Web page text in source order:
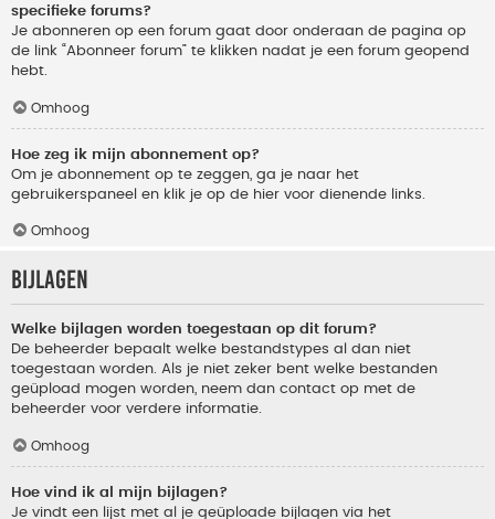
specifieke forums?
Je abonneren op een forum gaat door onderaan de pagina op
de link “Abonneer forum” te klikken nadat je een forum geopend
hebt.
Omhoog
Hoe zeg ik mijn abonnement op?
Om je abonnement op te zeggen, ga je naar het
gebruikerspaneel en klik je op de hier voor dienende links.
Omhoog
Bijlagen
Welke bijlagen worden toegestaan op dit forum?
De beheerder bepaalt welke bestandstypes al dan niet
toegestaan worden. Als je niet zeker bent welke bestanden
geüpload mogen worden, neem dan contact op met de
beheerder voor verdere informatie.
Omhoog
Hoe vind ik al mijn bijlagen?
Je vindt een lijst met al je geüploade bijlagen via het